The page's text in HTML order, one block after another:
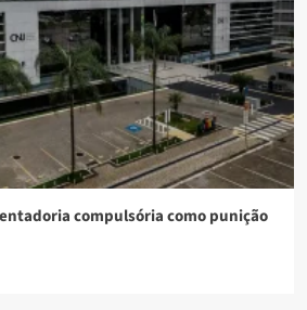
compulsória como punição